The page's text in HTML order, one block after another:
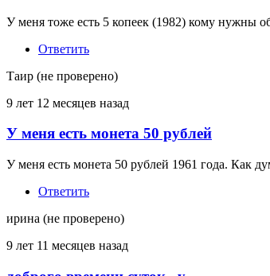
У меня тоже есть 5 копеек (1982) кому нужны
Ответить
Таир (не проверено)
9 лет 12 месяцев назад
У меня есть монета 50 рублей
У меня есть монета 50 рублей 1961 года. Как
Ответить
ирина (не проверено)
9 лет 11 месяцев назад